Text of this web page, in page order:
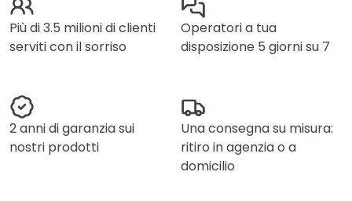
Più di 3.5 milioni di clienti
serviti con il sorriso
Operatori a tua
disposizione 5 giorni su 7
2 anni di garanzia sui
nostri prodotti
Una consegna su misura:
ritiro in agenzia o a
domicilio